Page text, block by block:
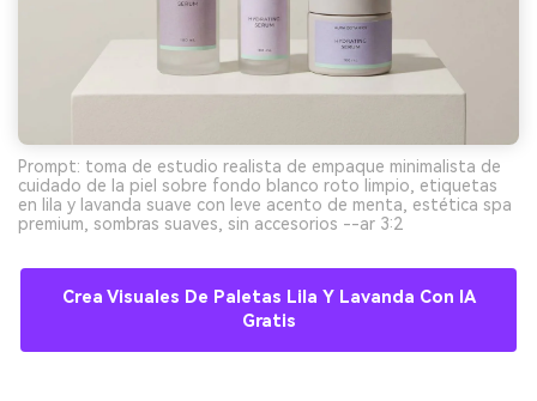
Prompt: toma de estudio realista de empaque minimalista de
cuidado de la piel sobre fondo blanco roto limpio, etiquetas
en lila y lavanda suave con leve acento de menta, estética spa
premium, sombras suaves, sin accesorios --ar 3:2
Crea Visuales De Paletas Lila Y Lavanda Con IA
Gratis